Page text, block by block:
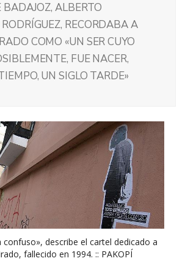
ALBERTO
RECORDABA A
COMO «UN SER CUYO
FUE NACER,
UN SIGLO TARDE»
confuso», describe el cartel dedicado a
fallecido en 1994. :: PAKOPÍ